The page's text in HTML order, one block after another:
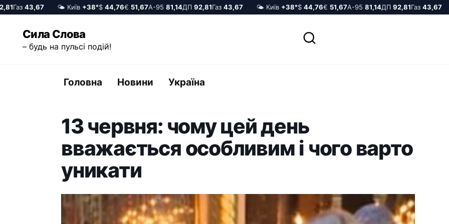
Газ43,67 🌤️ Київ+38°$44,76€51,67А-9581,14ДП92,81Газ43,67 🌤️ Київ+38°$44,76€51,67А-9581,14ДП92,81Газ43,67
вмісту
Сила Слова
– будь на пульсі подій!
Головна Новини Україна
13 червня: чому цей день
вважається особливим і чого варто
уникати